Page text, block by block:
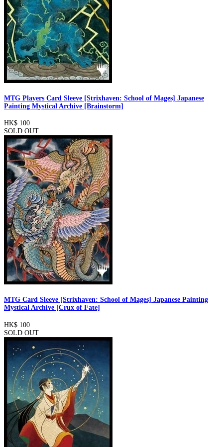
MTG Players Card Sleeve [Strixhaven: School of Mages] Japanese
Painting Mystical Archive [Brainstorm]
HK$ 100
SOLD OUT
MTG Card Sleeve [Strixhaven: School of Mages] Japanese Painting
Mystical Archive [Crux of Fate]
HK$ 100
SOLD OUT